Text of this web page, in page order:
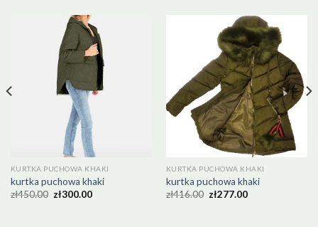
KURTKA PUCHOWA KHAKI
kurtka puchowa khaki
zł450.00 zł300.00
KURTKA PUCHOWA KHAKI
kurtka puchowa khaki
zł416.00 zł277.00